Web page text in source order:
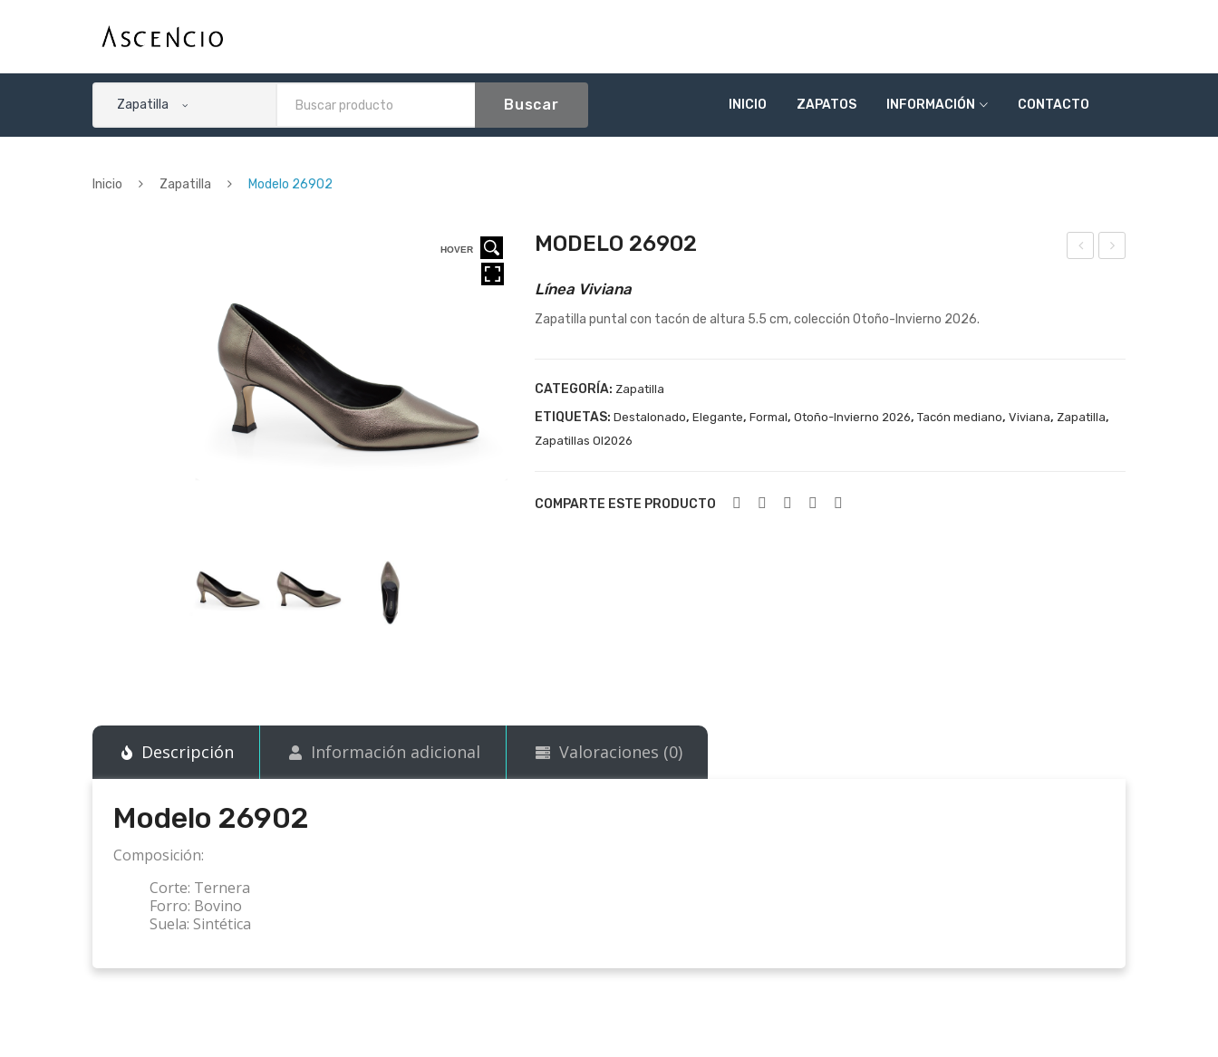
Zapatilla Buscar INICIO ZAPATOS INFORMACIÓN CONTACTO
Inicio Zapatilla Modelo 26902
HOVER
HOVER
HOVER MODELO 26902
Línea Viviana
Zapatilla puntal con tacón de altura 5.5 cm, colección Otoño-Invierno 2026.
CATEGORÍA: Zapatilla
ETIQUETAS: Destalonado, Elegante, Formal, Otoño-Invierno 2026, Tacón mediano, Viviana, Zapatilla,
Zapatillas OI2026
COMPARTE ESTE PRODUCTO
Descripción Información adicional Valoraciones (0)
Modelo 26902
Composición:
Corte: Ternera
Forro: Bovino
Suela: Sintética